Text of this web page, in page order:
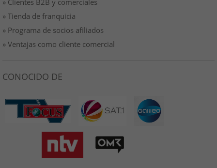
» Tienda de franquicia
» Programa de socios afiliados
» Ventajas como cliente comercial
CONOCIDO DE